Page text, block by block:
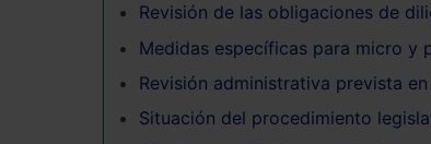
Revisión de las obligaciones de
Medidas específicas para micro y
Revisión administrativa prevista
Situación del procedimiento